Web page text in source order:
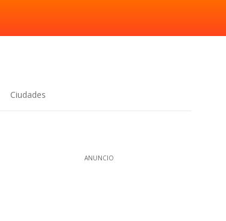
Ciudades
ANUNCIO